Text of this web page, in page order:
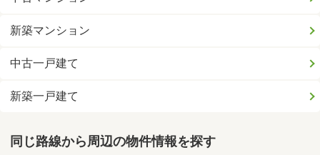
新築マンション
中古一戸建て
新築一戸建て
同じ路線から周辺の物件情報を探す